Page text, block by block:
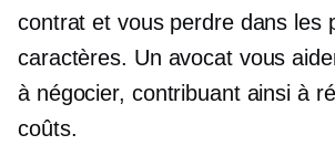
contrat et vous perdre dans les
caractères. Un avocat vous
à négocier, contribuant ainsi à
coûts.